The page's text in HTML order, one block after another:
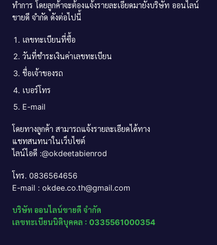
ทำการ โดยลูกค้าจะต้องแจ้งรายละเอียดมายังบริษัท ออนไลน์
ขายดี จำกัด ดังต่อไปนี้
เลขทะเบียนที่ซื้อ
วันที่ชำระเงินค่าเลขทะเบียน
ชื่อเจ้าของรถ
เบอร์โทร
E-mail
โดยทางลูกค้า สามารถแจ้งรายละเอียดได้ทาง
แชทสนทนาในเว็บไซต์
ไลน์ไอดี :@okdeetabienrod
โทร. 0836564656
E-mail : okdee.co.th@gmail.com
บริษัท ออนไลน์ขายดี จำกัด
เลขทะเบียนนิติบุคคล : 0335561000354